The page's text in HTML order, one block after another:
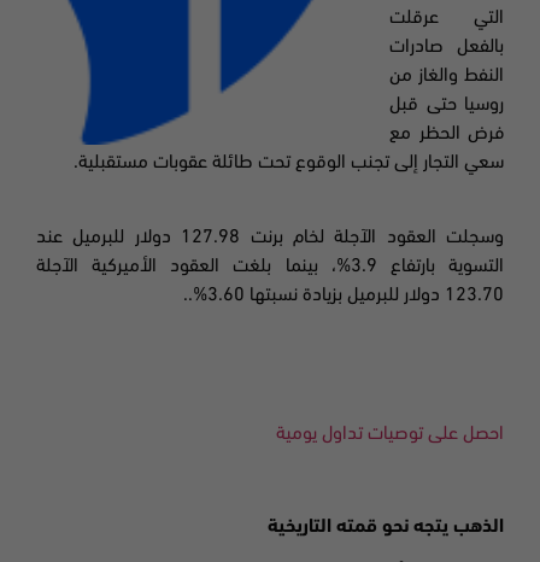
التي عرقلت
بالفعل صادرات
النفط والغاز من
روسيا حتى قبل
فرض الحظر مع
سعي التجار إلى تجنب الوقوع تحت طائلة عقوبات مستقبلية.
وسجلت العقود الآجلة لخام برنت 127.98
دولار للبرميل عند
التسوية بارتفاع 3.9%، بينما بلغت العقود الأميركية الآجلة
123.70 دولار للبرميل بزيادة نسبتها 3.60%..
احصل على توصيات تداول يومية
الذهب يتجه نحو قمته التاريخية